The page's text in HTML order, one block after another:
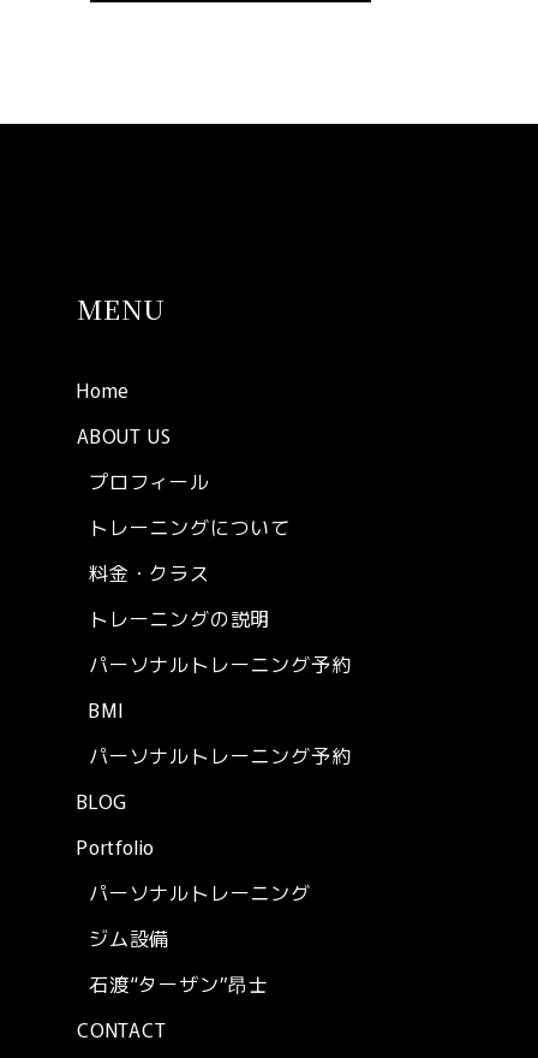
MENU
Home
ABOUT US
プロフィール
トレーニングについて
料金・クラス
トレーニングの説明
パーソナルトレーニング予約
BMI
パーソナルトレーニング予約
BLOG
Portfolio
パーソナルトレーニング
ジム設備
石渡“ターザン”昂士
CONTACT